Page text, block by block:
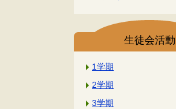
生徒会活動
1学期
2学期
3学期